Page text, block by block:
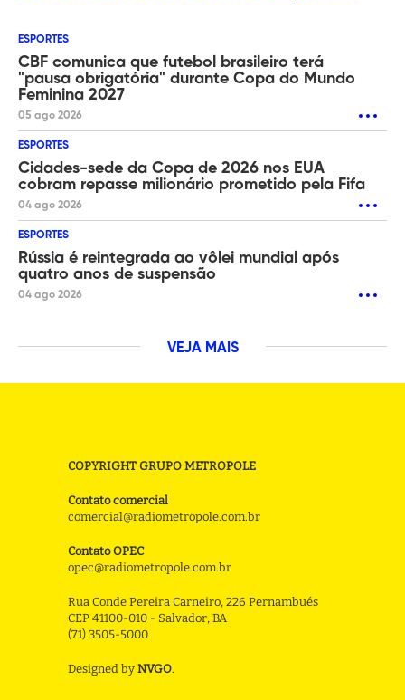
ESPORTES
CBF comunica que futebol brasileiro terá
"pausa obrigatória" durante Copa do Mundo
Feminina 2027
05 ago 2026
ESPORTES
Cidades-sede da Copa de 2026 nos EUA
cobram repasse milionário prometido pela Fifa
04 ago 2026
ESPORTES
Rússia é reintegrada ao vôlei mundial após
quatro anos de suspensão
04 ago 2026
VEJA MAIS
COPYRIGHT GRUPO METROPOLE
Contato comercial
comercial@radiometropole.com.br
Contato OPEC
opec@radiometropole.com.br
Rua Conde Pereira Carneiro, 226 Pernambués
CEP 41100-010 - Salvador, BA
(71) 3505-5000
Designed by NVGO.